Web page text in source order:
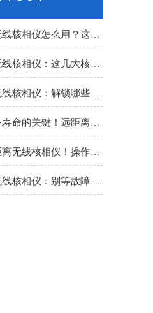
数字式无线核相仪怎么用？这份实操指南，新手也能轻松上手
数字式无线核相仪：这几大核心特点，让核相作业效率直接“提速”
远距离无线核相仪：解锁哪些“看不见”的电力适配场景？
延长设备寿命的关键！远距离无线核相仪的保养细节，资深运维都在悄悄用
搞定远距离无线核相仪！操作步骤全梳理，每一步都讲透
远距离无线核相仪：别等故障才重视！这份维护保养指南请收好